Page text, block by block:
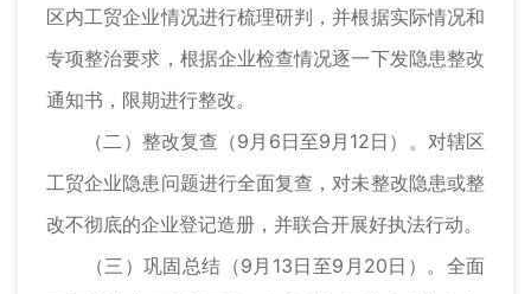
区内工贸企业情况进行梳理研判，并根据实际情况和
专项整治要求，根据企业检查情况逐一下发隐患整改
通知书，限期进行整改。
（二）整改复查（9月6日至9月12日）。对辖区
工贸企业隐患问题进行全面复查，对未整改隐患或整
改不彻底的企业登记造册，并联合开展好执法行动。
（三）巩固总结（9月13日至9月20日）。全面